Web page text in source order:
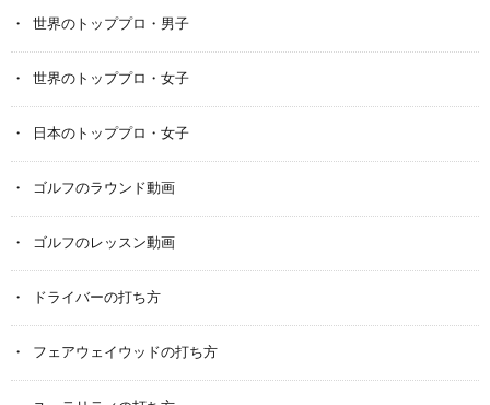
世界のトッププロ・男子
世界のトッププロ・女子
日本のトッププロ・女子
ゴルフのラウンド動画
ゴルフのレッスン動画
ドライバーの打ち方
フェアウェイウッドの打ち方